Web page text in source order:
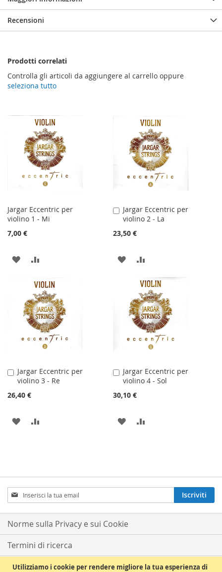
Utilizziamo i cookie per rendere migliore la tua esperienza di
Recensioni
Prodotti correlati
Controlla gli articoli da aggiungere al carrello oppure
seleziona tutto
Jargar Eccentric per
violino 1 - Mi
7,00 €
AGGIUNGI
LISTA
DESIDERI
CONFRONTO
Jargar Eccentric per
violino 2 - La
23,50 €
Aggiungi
al
AGGIUNGI
LISTA
DESIDERI
CONFRONTO
Jargar Eccentric per
violino 3 - Re
26,40 €
Aggiungi
al
AGGIUNGI
Jargar Eccentric per
violino 4 - Sol
30,10 €
Aggiungi
al
AGGIUNGI
Iscriviti
alla
nostra
Newsletter:
Iscriviti
Norme sulla Privacy e sui Cookie
Termini di ricerca
Ricerca avanzata